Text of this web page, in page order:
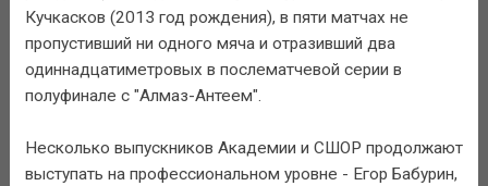
Кучкасков (2013 год рождения), в пяти матчах не
пропустивший ни одного мяча и отразивший два
одиннадцатиметровых в послематчевой серии в
полуфинале с "Алмаз-Антеем".
Несколько выпускников Академии и СШОР продолжают
выступать на профессиональном уровне - Егор Бабурин,